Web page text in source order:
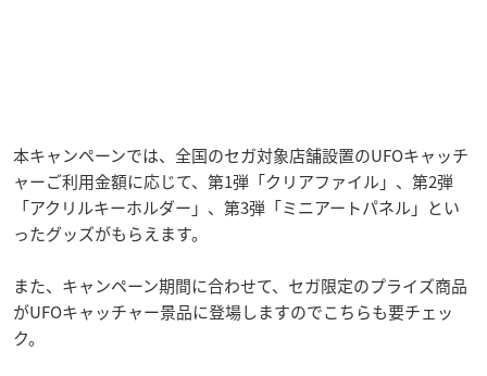
本キャンペーンでは、全国のセガ対象店舗設置のUFOキャッチ
ャーご利用金額に応じて、第1弾「クリアファイル」、第2弾
「アクリルキーホルダー」、第3弾「ミニアートパネル」とい
ったグッズがもらえます。
また、キャンペーン期間に合わせて、セガ限定のプライズ商品
がUFOキャッチャー景品に登場しますのでこちらも要チェッ
ク。